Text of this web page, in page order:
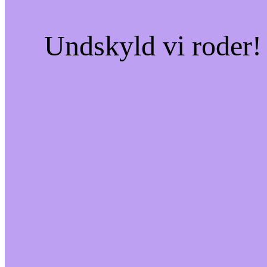
Undskyld vi roder!